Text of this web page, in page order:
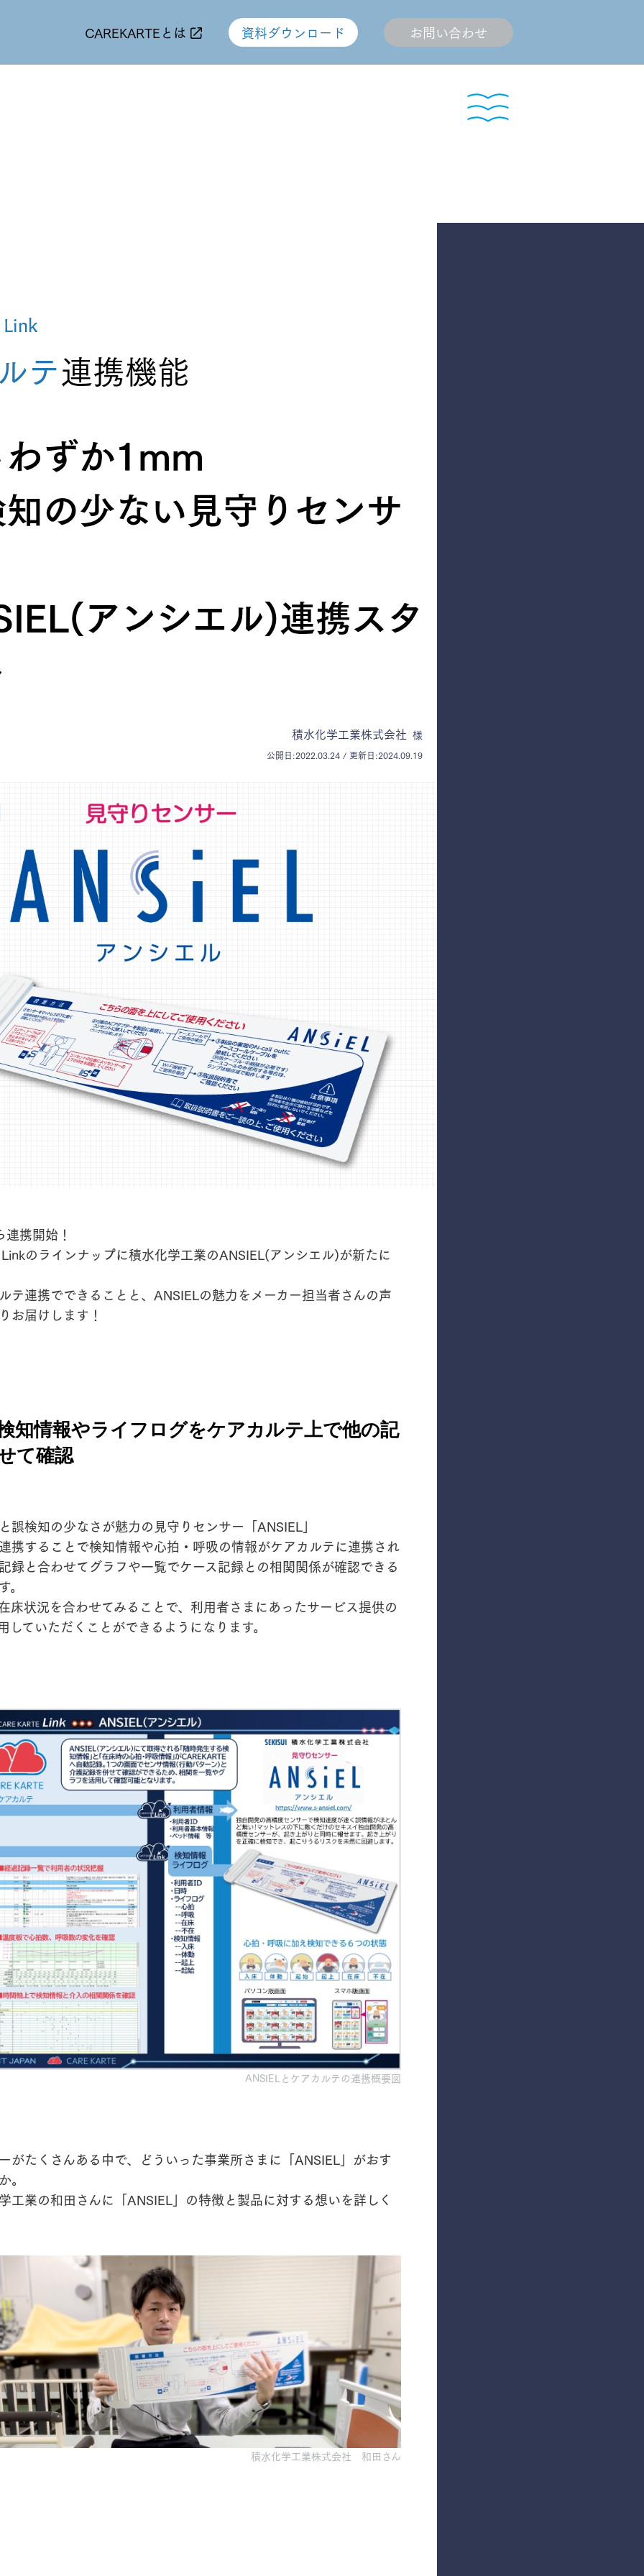
CAREKARTEとは 資料ダウンロード お問い合わせ
Link
テ連携機能
ずか1mm
の少ない見守りセンサ
アンシエル)連携スタ
積水化学工業株式会社 様
公開日:2022.03.24 / 更新日:2024.09.19
携開始！
のラインナップに積水化学工業のANSIEL(アンシエル)が新たに
テ連携でできることと、ANSIELの魅力をメーカー担当者さんの声
お届けします！
知情報やライフログをケアカルテ上で他の記
て確認
誤検知の少なさが魅力の見守りセンサー「ANSIEL」
携することで検知情報や心拍・呼吸の情報がケアカルテに連携され
録と合わせてグラフや一覧でケース記録との相関関係が確認できる
床状況を合わせてみることで、利用者さまにあったサービス提供の
していただくことができるようになります。
ANSIELとケアカルテの連携概要図
がたくさんある中で、どういった事業所さまに「ANSIEL」がおす
。
工業の和田さんに「ANSIEL」の特徴と製品に対する想いを詳しく
積水化学工業株式会社 和田さん